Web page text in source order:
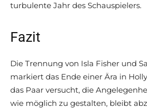
turbulente Jahr des Schauspielers.
Fazit
Die Trennung von Isla Fisher und
markiert das Ende einer Ära in
das Paar versucht, die
wie möglich zu gestalten, bleibt